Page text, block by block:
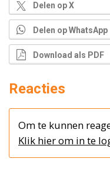
Delen op X
Delen op WhatsApp
Download als PDF
Reacties
Om te kunnen
Klik hier om in te